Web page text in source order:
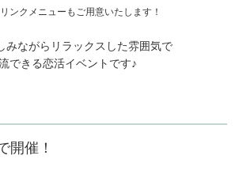
ンクメニューもご用意いたします！
みながらリラックスした雰囲気で
できる恋活イベントです♪
開催！